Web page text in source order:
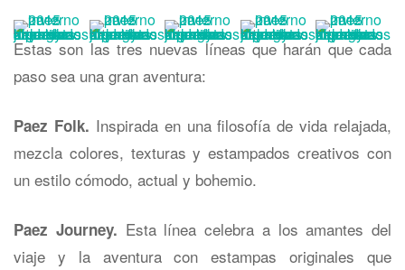
Estas son las tres nuevas líneas que harán que cada
paso sea una gran aventura:
Paez Folk. Inspirada en una filosofía de vida relajada,
mezcla colores, texturas y estampados creativos con
un estilo cómodo, actual y bohemio.
Paez Journey. Esta línea celebra a los amantes del
viaje y la aventura con estampas originales que